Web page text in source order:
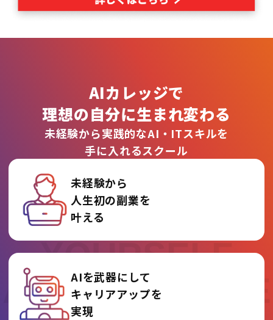
REINVENT
YOURSELF
AT AI COLLEGE
AIカレッジで
理想の自分に生まれ変わる
未経験から実践的なAI・ITスキルを
手に入れるスクール
未経験から
人生初の副業を
叶える
AIを武器にして
キャリアアップを
実現